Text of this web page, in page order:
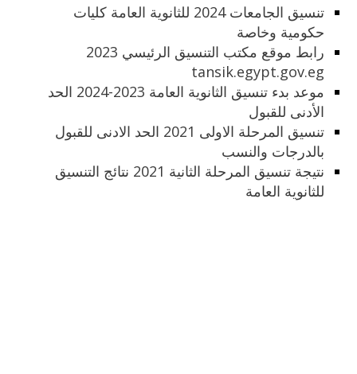
تنسيق الجامعات 2024 للثانوية العامة كليات
حكومية وخاصة
رابط موقع مكتب التنسيق الرئيسي 2023
tansik.egypt.gov.eg
موعد بدء تنسيق الثانوية العامة 2023-2024 الحد
الأدنى للقبول
تنسيق المرحلة الاولى 2021 الحد الادنى للقبول
بالدرجات والنسب
نتيجة تنسيق المرحلة الثانية 2021 نتائج التنسيق
للثانوية العامة